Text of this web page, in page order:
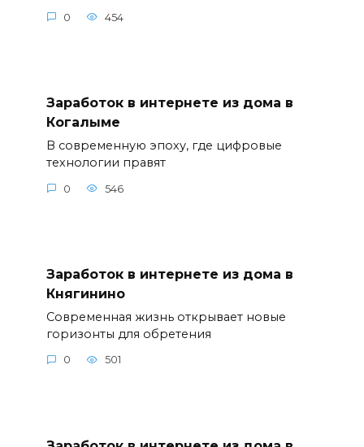
0 454
Заработок в интернете из дома в
Когалыме
В современную эпоху, где цифровые
технологии правят
0 546
Заработок в интернете из дома в
Княгинино
Современная жизнь открывает новые
горизонты для обретения
0 501